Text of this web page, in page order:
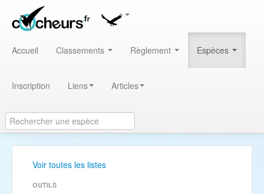
Accueil Classements Règlement Espèces
Inscription Liens Articles
Voir toutes les listes
OUTILS